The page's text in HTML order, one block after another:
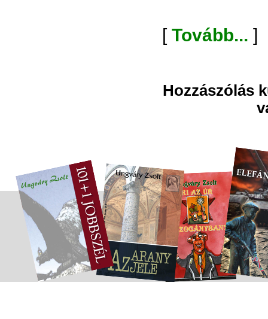
[ Tovább... ]
Hozzászólás